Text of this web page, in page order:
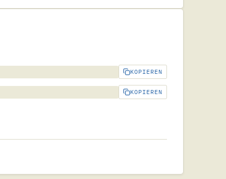
KOPIEREN
KOPIEREN